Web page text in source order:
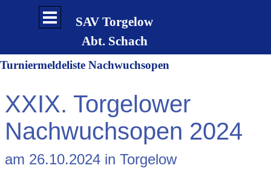
Direkt zum Seiteninhalt
SAV Torgelow
Abt. Schach
Menü überspringen
Turniermeldeliste Nachwuchsopen
XXIX. Torgelower
Nachwuchsopen 2024
am 26.10.2024 in Torgelow